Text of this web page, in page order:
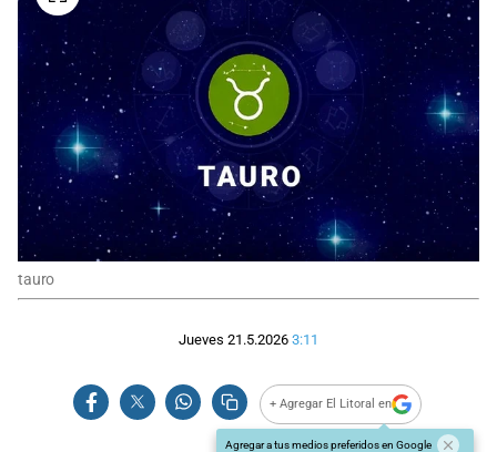
tauro
Jueves 21.5.2026 3:11
+ Agregar El Litoral en
Agregar a tus medios preferidos en Google